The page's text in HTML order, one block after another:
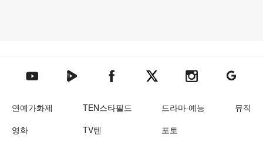
텐아시아 유튜브텐아시아 네이버TV텐아시아 페이스북텐아시아 엑스텐아시아 인스타그램
텐아시아
연예가화제 TEN스타필드 드라마·예능
뮤직
영화
TV텐 포토